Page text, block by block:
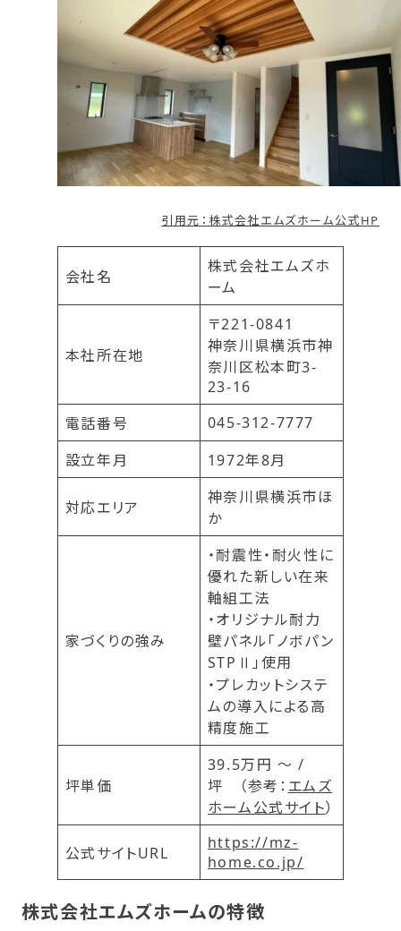
引用元：株式会社エムズホーム公式HP
会社名
株式会社エムズホ
ーム
本社所在地
〒221-0841
神奈川県横浜市神
奈川区松本町3-
23-16
電話番号
045-312-7777
設立年月
1972年8月
対応エリア
神奈川県横浜市ほ
か
家づくりの強み
・耐震性・耐火性に
優れた新しい在来
軸組工法
・オリジナル耐力
壁パネル「ノボパン
STPⅡ」使用
・プレカットシステ
ムの導入による高
精度施工
坪単価
39.5万円 ～ /
坪 （参考： エムズ
ホーム公式サイト）
公式サイトURL
https://mz-
home.co.jp/
株式会社エムズホームの特徴